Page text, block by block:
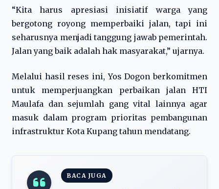
“Kita harus apresiasi inisiatif warga yang
bergotong royong memperbaiki jalan, tapi ini
seharusnya menjadi tanggung jawab pemerintah.
Jalan yang baik adalah hak masyarakat,” ujarnya.
Melalui hasil reses ini, Yos Dogon berkomitmen
untuk memperjuangkan perbaikan jalan HTI
Maulafa dan sejumlah gang vital lainnya agar
masuk dalam program prioritas pembangunan
infrastruktur Kota Kupang tahun mendatang.
BACA JUGA